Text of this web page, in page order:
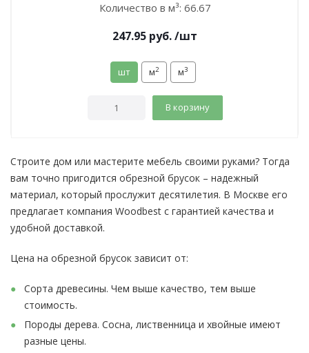
Количество в м³: 66.67
247.95 руб./шт
шт м2 м3
В корзину
Строите дом или мастерите мебель своими руками? Тогда
вам точно пригодится обрезной брусок – надежный
материал, который прослужит десятилетия. В Москве его
предлагает компания Woodbest с гарантией качества и
удобной доставкой.
Цена на обрезной брусок зависит от:
Сорта древесины. Чем выше качество, тем выше
стоимость.
Породы дерева. Сосна, лиственница и хвойные имеют
разные цены.